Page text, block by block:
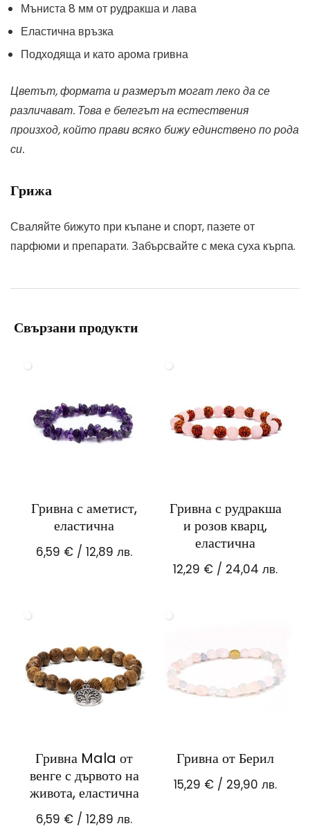
Мъниста 8 мм от рудракша и лава
Еластична връзка
Подходяща и като арома гривна
Цветът, формата и размерът могат леко да се
различават. Това е белегът на естествения
произход, който прави всяко бижу единствено по рода
си.
Грижа
Сваляйте бижуто при къпане и спорт, пазете от
парфюми и препарати. Забърсвайте с мека суха кърпа.
Свързани продукти
Гривна с аметист,
еластична
6,59 € / 12,89 лв.
Гривна с рудракша
и розов кварц,
еластична
12,29 € / 24,04 лв.
Гривна Mala от
венге с дървото на
живота, еластична
6,59 € / 12,89 лв.
Гривна от Берил
15,29 € / 29,90 лв.